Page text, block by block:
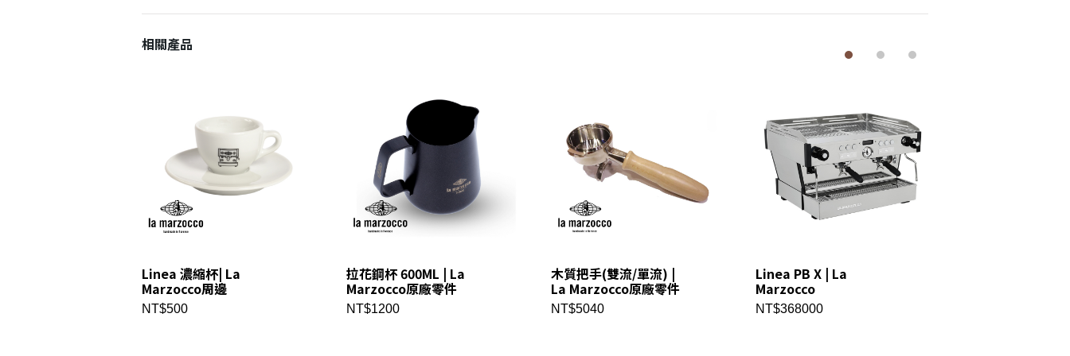
相關產品
Linea 濃縮杯| La
Marzocco周邊
NT$500
拉花鋼杯 600ML | La
Marzocco原廠零件
NT$1200
木質把手(雙流/單流) |
La Marzocco原廠零件
NT$5040
Linea PB X | La
Marzocco
NT$368000